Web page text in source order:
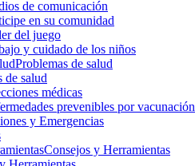
de comunicación
en su comunidad
del juego
y cuidado de los niños
Problemas de salud
de salud
médicas
prevenibles por vacunación
y Emergencias
Consejos y Herramientas